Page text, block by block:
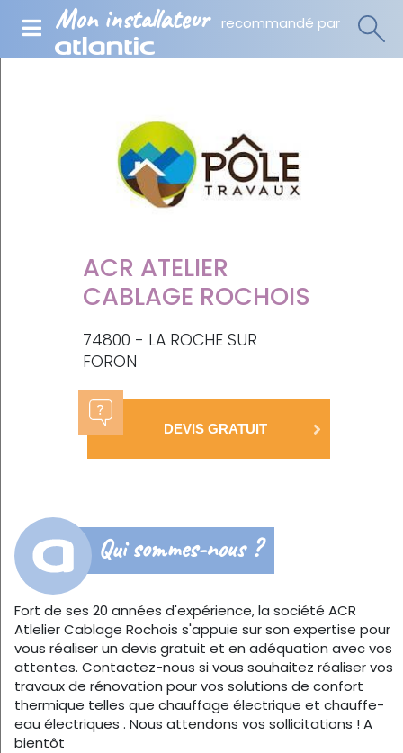
Mon installateur recommandé par
ACR ATELIER
CABLAGE ROCHOIS
74800 - LA ROCHE SUR
FORON
DEVIS GRATUIT
Qui sommes-nous ?
Fort de ses 20 années d'expérience, la société ACR
Atlelier Cablage Rochois s'appuie sur son expertise pour
vous réaliser un devis gratuit et en adéquation avec vos
attentes. Contactez-nous si vous souhaitez réaliser vos
travaux de rénovation pour vos solutions de confort
thermique telles que chauffage électrique et chauffe-
eau électriques . Nous attendons vos sollicitations ! A
bientôt